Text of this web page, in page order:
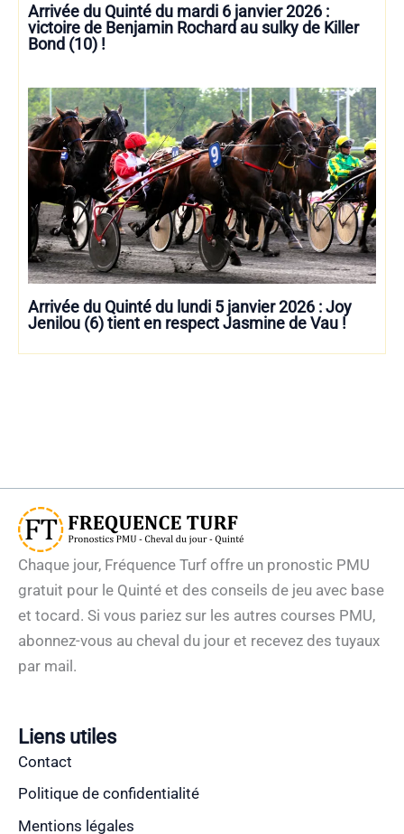
Arrivée du Quinté du mardi 6 janvier 2026 :
victoire de Benjamin Rochard au sulky de Killer
Bond (10) !
Arrivée du Quinté du lundi 5 janvier 2026 : Joy
Jenilou (6) tient en respect Jasmine de Vau !
Chaque jour, Fréquence Turf offre un pronostic PMU
gratuit pour le Quinté et des conseils de jeu avec base
et tocard. Si vous pariez sur les autres courses PMU,
abonnez-vous au cheval du jour et recevez des tuyaux
par mail.
Liens utiles
Contact
Politique de confidentialité
Mentions légales